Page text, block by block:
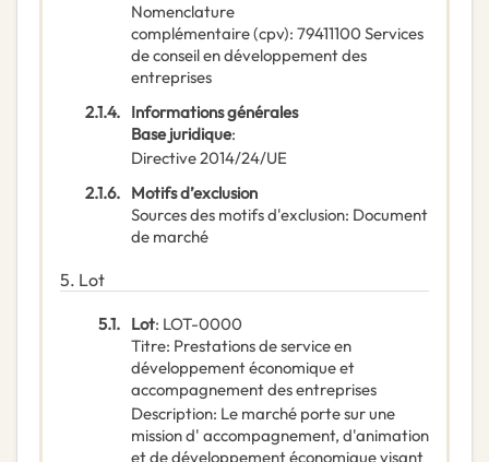
Nomenclature
complémentaire(cpv): 79411100 Services
de conseil en développement des
entreprises
2.1.4. Informations générales
Base juridique:
Directive 2014/24/UE
2.1.6. Motifs d’exclusion
Sources des motifs d'exclusion: Document
de marché
5. Lot
5.1. Lot: LOT-0000
Titre: Prestations de service en
développement économique et
accompagnement des entreprises
Description: Le marché porte sur une
mission d' accompagnement, d'animation
et de développement économique visant